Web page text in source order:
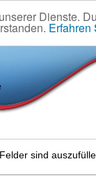
Dienste.
Erfahren
sind